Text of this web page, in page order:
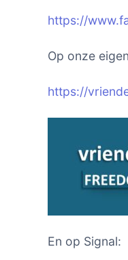
https://
Op onze
https://
En op Signal: